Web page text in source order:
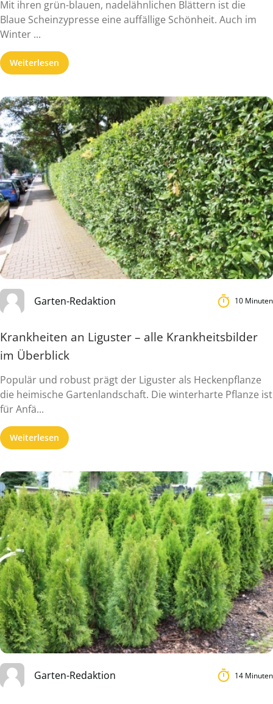
Mit ihren grün-blauen, nadelähnlichen Blättern ist die
Blaue Scheinzypresse eine auffällige Schönheit. Auch im
Winter ...
Weiterlesen
Garten-Redaktion 10 Minuten
Krankheiten an Liguster – alle Krankheitsbilder
im Überblick
Populär und robust prägt der Liguster als Heckenpflanze
die heimische Gartenlandschaft. Die winterharte Pflanze ist
für Anfä...
Weiterlesen
Garten-Redaktion 14 Minuten